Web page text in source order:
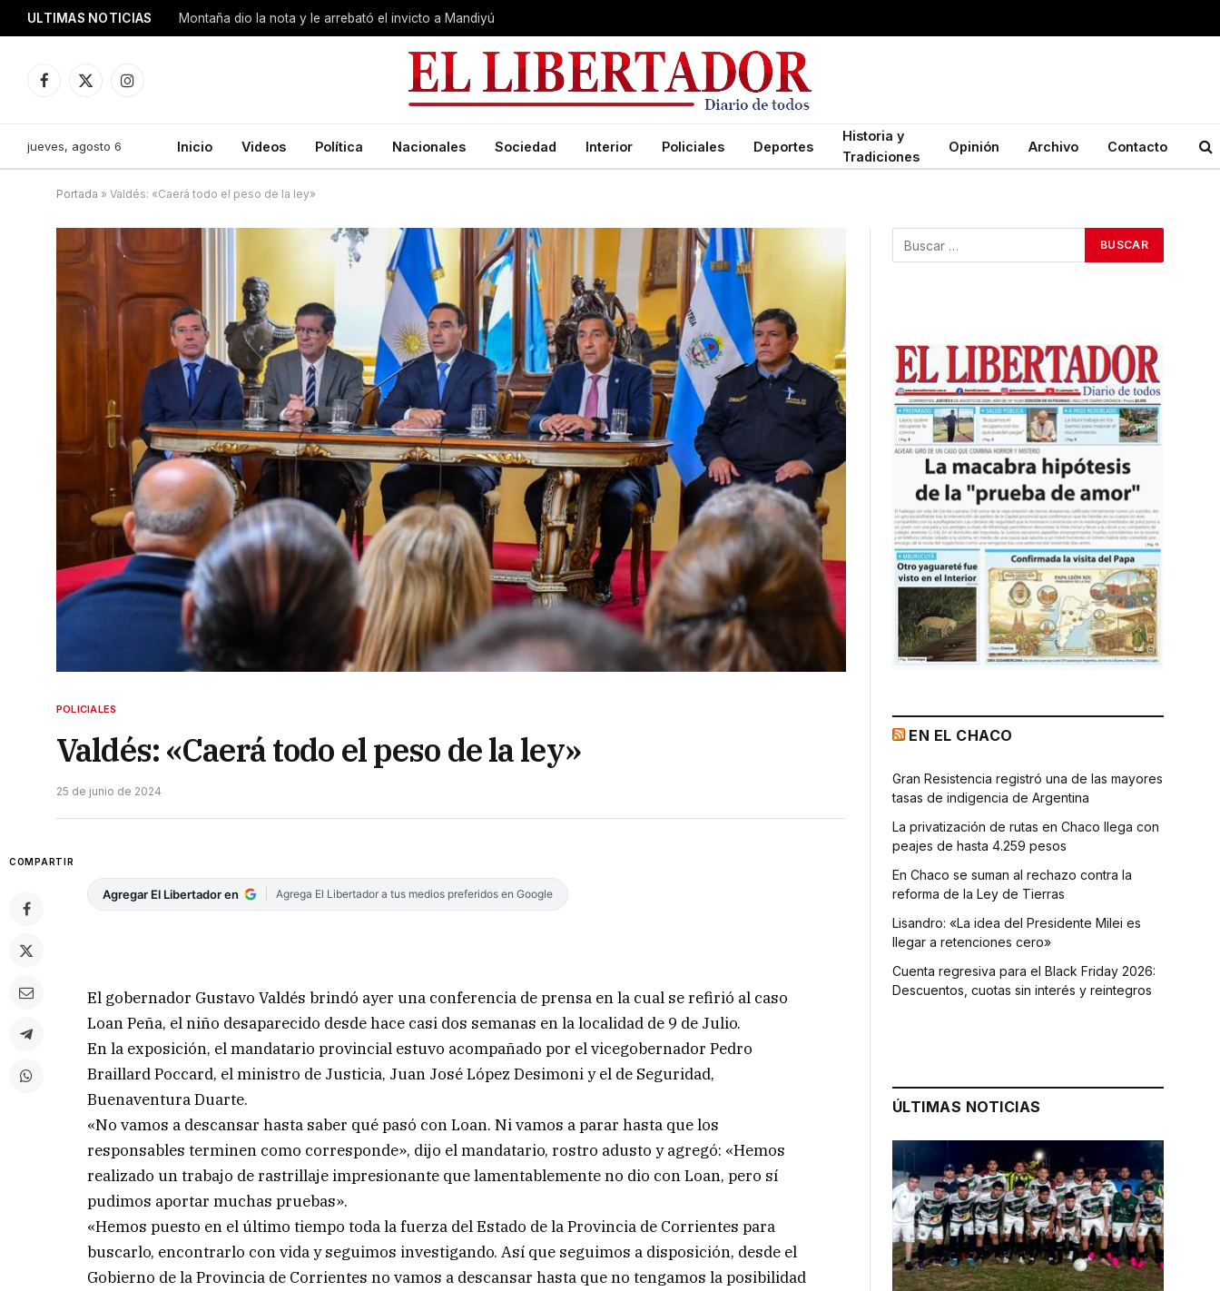
ULTIMAS NOTICIAS Montaña dio la nota y le arrebató el invicto a Mandiyú
Facebook
X
Instagram
jueves, agosto 6 Inicio Videos Política Nacionales Sociedad Interior Policiales Deportes
Historia y
Tradiciones
Opinión Archivo Contacto
Portada » Valdés: «Caerá todo el peso de la ley»
POLICIALES
Valdés: «Caerá todo el peso de la ley»
25 de junio de 2024
COMPARTIR
Agregar El Libertador en Agrega El Libertador a tus medios preferidos en Google
El gobernador Gustavo Valdés brindó ayer una conferencia de prensa en la cual se refirió al caso
Loan Peña, el niño desaparecido desde hace casi dos semanas en la localidad de 9 de Julio.
En la exposición, el mandatario provincial estuvo acompañado por el vicegobernador Pedro
Braillard Poccard, el ministro de Justicia, Juan José López Desimoni y el de Seguridad,
Buenaventura Duarte.
«No vamos a descansar hasta saber qué pasó con Loan. Ni vamos a parar hasta que los
responsables terminen como corresponde», dijo el mandatario, rostro adusto y agregó: «Hemos
realizado un trabajo de rastrillaje impresionante que lamentablemente no dio con Loan, pero sí
pudimos aportar muchas pruebas».
«Hemos puesto en el último tiempo toda la fuerza del Estado de la Provincia de Corrientes para
buscarlo, encontrarlo con vida y seguimos investigando. Así que seguimos a disposición, desde el
Gobierno de la Provincia de Corrientes no vamos a descansar hasta que no tengamos la posibilidad
EN EL CHACO
Gran Resistencia registró una de las mayores
tasas de indigencia de Argentina
La privatización de rutas en Chaco llega con
peajes de hasta 4.259 pesos
En Chaco se suman al rechazo contra la
reforma de la Ley de Tierras
Lisandro: «La idea del Presidente Milei es
llegar a retenciones cero»
Cuenta regresiva para el Black Friday 2026:
Descuentos, cuotas sin interés y reintegros
ÚLTIMAS NOTICIAS